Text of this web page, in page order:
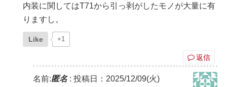
内装に関してはT71から引っ剥がしたモノが大量に有
りますし。
Like +1
返信
名前:匿名: 投稿日：2025/12/09(火)